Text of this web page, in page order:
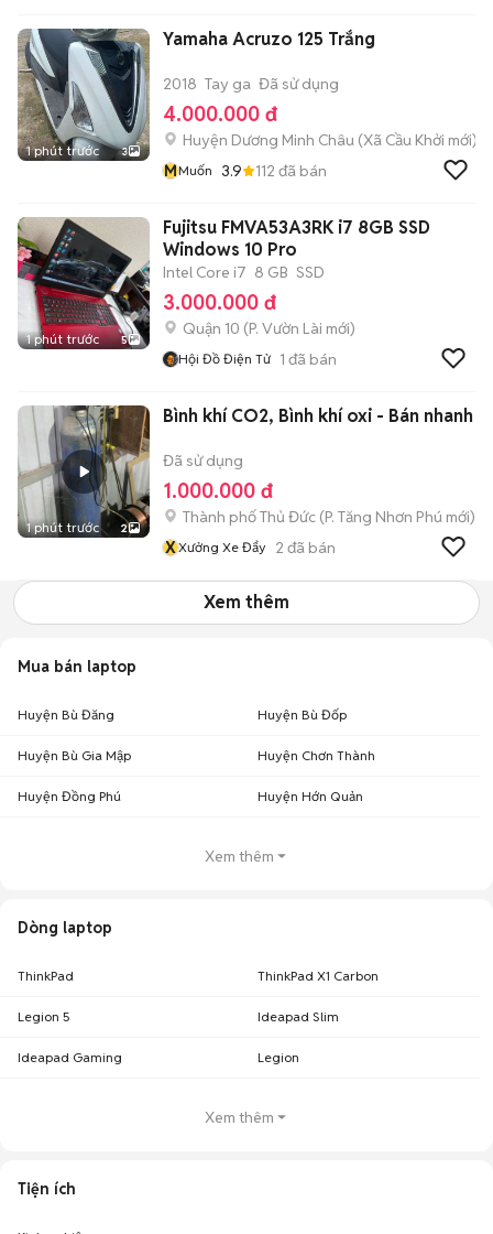
1 phút trước 3
Yamaha Acruzo 125 Trắng
2018 Tay ga Đã sử dụng
4.000.000 đ
Huyện Dương Minh Châu (Xã Cầu Khởi mới)
MMuốn 3.9 112 đã bán
1 phút trước 5
Fujitsu FMVA53A3RK i7 8GB SSD
Windows 10 Pro
Intel Core i7 8 GB SSD
3.000.000 đ
Quận 10 (P. Vườn Lài mới)
Hội Đồ Điện Tử 1 đã bán
1 phút trước 2
Bình khí CO2, Bình khí oxi - Bán nhanh
Đã sử dụng
1.000.000 đ
Thành phố Thủ Đức (P. Tăng Nhơn Phú mới)
XXưởng Xe Đẩy 2 đã bán
Xem thêm
Mua bán laptop
Huyện Bù Đăng Huyện Bù Đốp
Huyện Bù Gia Mập Huyện Chơn Thành
Huyện Đồng Phú Huyện Hớn Quản
Xem thêm
Dòng laptop
ThinkPad ThinkPad X1 Carbon
Legion 5 Ideapad Slim
Ideapad Gaming Legion
Xem thêm
Tiện ích